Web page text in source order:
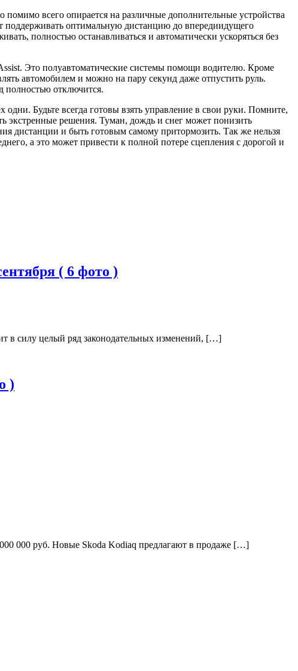
всего опирается на различные дополнительные устройства
поддерживать оптимальную дистанцию до впередиидущего
полностью останавливаться и автоматически ускоряться без
Это полуавтоматические системы помощи водителю. Кроме
автомобилем и можно на пару секунд даже отпустить руль.
полностью отключится.
Будьте всегда готовы взять управление в свои руки. Помните,
решения. Туман, дождь и снег может понизить
дистанции и быть готовым самому притормозить. Так же нельзя
а это может привести к полной потере сцепления с дорогой и
( 6 фото )
в силу целый ряд законодательных изменений, […]
)
000 руб. Новые Skoda Kodiaq предлагают в продаже […]